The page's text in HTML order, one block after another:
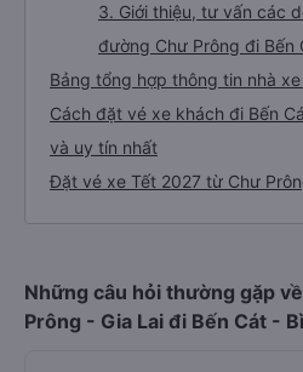
3. Giới thiệu, tư vấn các
đường Chư Prông đi Bến
Bảng tổng hợp thông tin nhà
Cách đặt vé xe khách đi Bến
và uy tín nhất
Đặt vé xe Tết 2027 từ Chư
Những câu hỏi thường gặp
Prông - Gia Lai đi Bến Cát -